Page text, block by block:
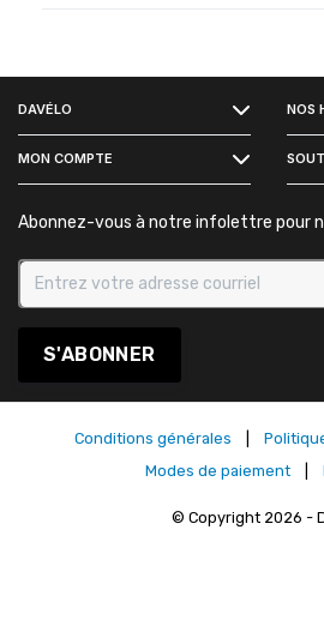
DAVÉLO NOS
MON COMPTE
Abonnez-vous à notre infolettre pour
S'ABONNER
Conditions générales
Modes de paiement
© Copyright 2026 -